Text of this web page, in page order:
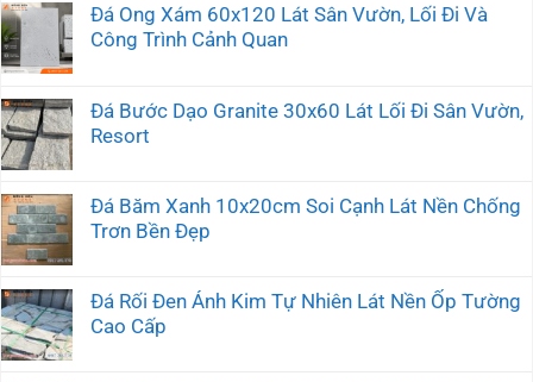
Đá Ong Xám 60x120 Lát Sân Vườn, Lối Đi Và
Công Trình Cảnh Quan
Đá Bước Dạo Granite 30x60 Lát Lối Đi Sân Vườn,
Resort
Đá Băm Xanh 10x20cm Soi Cạnh Lát Nền Chống
Trơn Bền Đẹp
Đá Rối Đen Ánh Kim Tự Nhiên Lát Nền Ốp Tường
Cao Cấp